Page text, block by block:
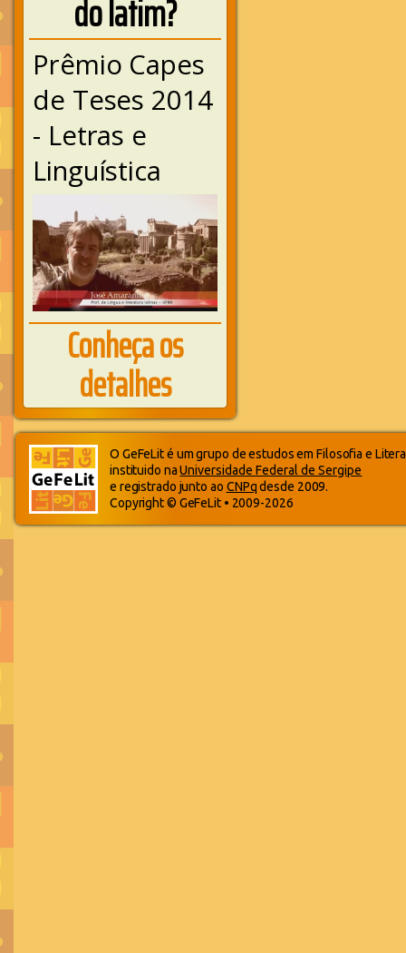
do latim?
Prêmio Capes
de Teses 2014
- Letras e
Linguística
Conheça os
detalhes
O GeFeLit é um grupo de estudos em Filosofia e
instituido naUniversidade Federal de Sergipe
e registrado junto ao CNPqdesde 2009.
Copyright © GeFeLit • 2009-2026